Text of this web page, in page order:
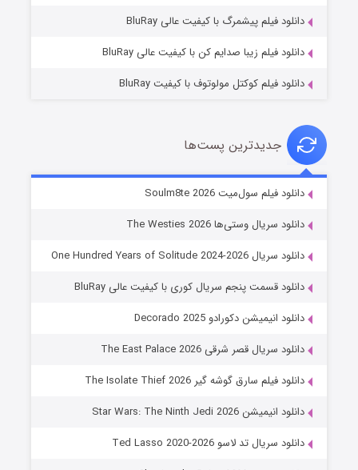
خاندان اژدها فصل ۳
جادوگری در مغولستان
قسمت ۱۴ (زیرنویس) منتشر شد
دانلود فیلم پیشمرگ با کیفیت عالی BluRay
دانلود فیلم زیبا صدایم کن با کیفیت عالی BluRay
دانلود فیلم کوکتل مولوتوف با کیفیت BluRay
جدیدترین پست‌ها
دانلود فیلم سول‌میت Soulm8te 2026
دانلود سریال وستی‌ها The Westies 2026
دانلود سریال One Hundred Years of Solitude 2024-2026
دانلود قسمت پنجم سریال کوری با کیفیت عالی BluRay
دانلود انیمیشن دکورادو Decorado 2025
دانلود سریال قصر شرقی The East Palace 2026
دانلود فیلم سارق گوشه گیر The Isolate Thief 2026
دانلود انیمیشن Star Wars: The Ninth Jedi 2026
دانلود سریال تد لاسو Ted Lasso 2020-2026